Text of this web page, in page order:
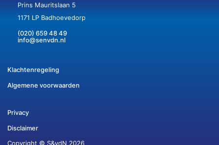
Prins Mauritslaan 5
1171 LP Badhoevedorp
(020) 659 48 49
info@senvdn.nl
Klachtenregeling
Algemene voorwaarden
Privacy
Disclaimer
Copyright © S&vdN 2026